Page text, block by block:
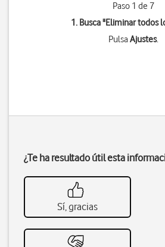
Paso 1 de 7
1. Busca "Eliminar todos
PulsaAjustes.
¿Te ha resultado útil esta
Sí, gracias